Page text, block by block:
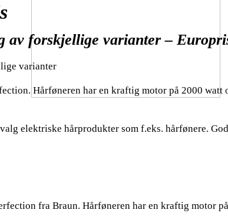
av forskjellige varianter –
varianter
Hårføneren har en kraftig motor på 2000
elektriske hårprodukter som f.eks. hårfønere.
fra Braun. Hårføneren har en kraftig motor